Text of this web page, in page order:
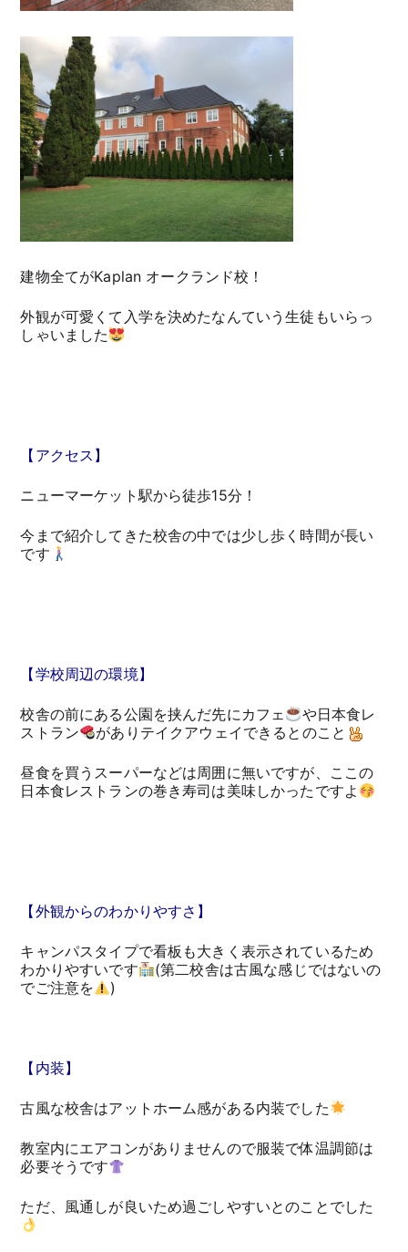
建物全てがKaplan オークランド校！
外観が可愛くて入学を決めたなんていう生徒もいらっ
しゃいました
【アクセス】
ニューマーケット駅から徒歩15分！
今まで紹介してきた校舎の中では少し歩く時間が長い
です
【学校周辺の環境】
校舎の前にある公園を挟んだ先にカフェ
や日本食レ
ストラン
がありテイクアウェイできるとのこと
昼食を買うスーパーなどは周囲に無いですが、ここの
日本食レストランの巻き寿司は美味しかったですよ
【外観からのわかりやすさ】
キャンパスタイプで看板も大きく表示されているため
わかりやすいです
(第二校舎は古風な感じではないの
でご注意を
)
【内装】
古風な校舎はアットホーム感がある内装でした
教室内にエアコンがありませんので服装で体温調節は
必要そうです
ただ、風通しが良いため過ごしやすいとのことでした